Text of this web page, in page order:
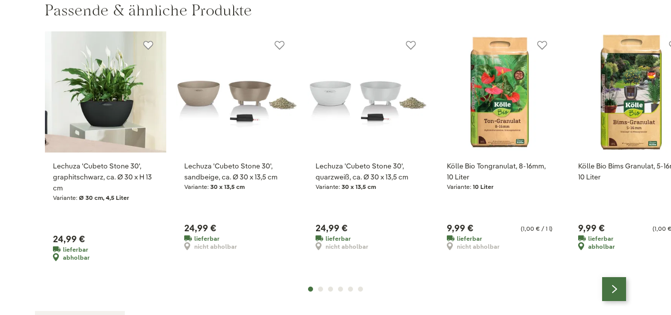
Passende & ähnliche Produkte
Lechuza 'Cubeto Stone 30',
graphitschwarz, ca. Ø 30 x H 13
cm
Variante: Ø 30 cm, 4,5 Liter
24,99 €
lieferbar
abholbar
Lechuza 'Cubeto Stone 30',
sandbeige, ca. Ø 30 x 13,5 cm
Variante:30 x 13,5 cm
24,99 €
lieferbar
nicht abholbar
Lechuza 'Cubeto Stone 30',
quarzweiß, ca. Ø 30 x 13,5 cm
Variante:30 x 13,5 cm
24,99 €
lieferbar
nicht abholbar
Kölle Bio Tongranulat, 8-16mm,
10 Liter
Variante:10 Liter
(1,00 € / 1 l)
9,99 €
lieferbar
nicht abholbar
Kölle Bio Bims Granulat, 5-
10 Liter
(1,00
9,99 €
lieferbar
abholbar